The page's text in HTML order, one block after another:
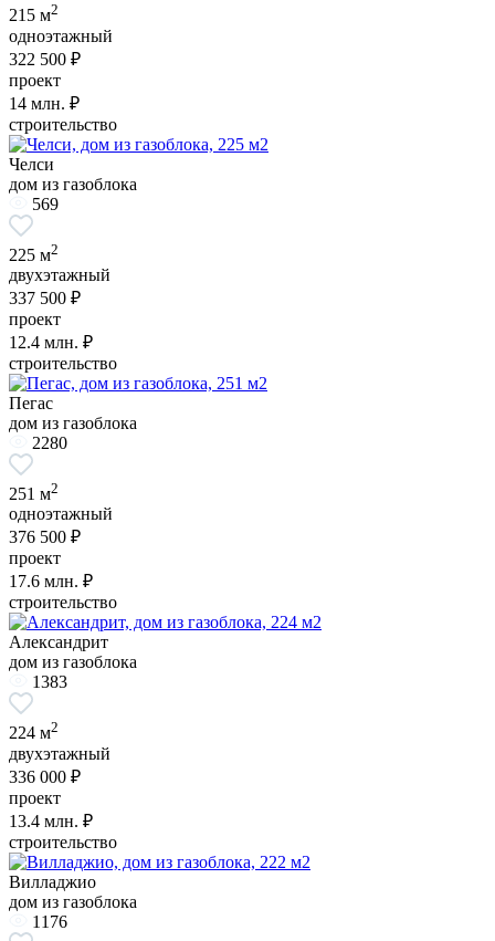
215 м2
одноэтажный
322 500 ₽
проект
14 млн. ₽
строительство
Челси
дом из газоблока
569
225 м2
двухэтажный
337 500 ₽
проект
12.4 млн. ₽
строительство
Пегас
дом из газоблока
2280
251 м2
одноэтажный
376 500 ₽
проект
17.6 млн. ₽
строительство
Александрит
дом из газоблока
1383
224 м2
двухэтажный
336 000 ₽
проект
13.4 млн. ₽
строительство
Вилладжио
дом из газоблока
1176